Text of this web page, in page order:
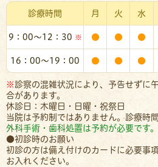
診療時間 月 火 水
9：00～12：30 ※ ● ● ●
16：00～19：00 ● ● ●
※診察の混雑状況により、予告せずに
合があります。
休診日：木曜日・日曜・祝祭日
当院は予約制ではありません。診療時
外科手術・歯科処置は予約が必要です。
●初診時のお願い
初診の方は備え付けのカードに必要事
お入れください。